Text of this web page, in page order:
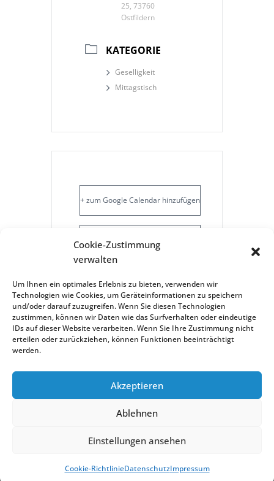
Cookie-Zustimmung
verwalten
Um Ihnen ein optimales Erlebnis zu bieten, verwenden wir
Technologien wie Cookies, um Geräteinformationen zu speichern
und/oder darauf zuzugreifen. Wenn Sie diesen Technologien
zustimmen, können wir Daten wie das Surfverhalten oder eindeutige
IDs auf dieser Website verarbeiten. Wenn Sie Ihre Zustimmung nicht
erteilen oder zurückziehen, können Funktionen beeinträchtigt
werden.
Akzeptieren
Ablehnen
Einstellungen ansehen
Cookie-RichtlinieDatenschutzImpressum
25, 73760
Ostfildern
KATEGORIE
Geselligkeit
Mittagstisch
+ zum Google Calendar hinzufügen
+ iCal / Outlook Export
Treffpunkt Ostfildern Ruit | 2022
Scharnhauser Str. 25
treffpunkt.ruit@ostfildern.de